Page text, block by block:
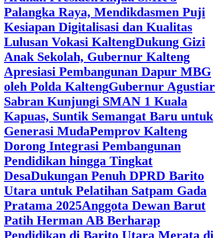
Palangka Raya, Mendikdasmen Puji
Kesiapan Digitalisasi dan Kualitas
Lulusan Vokasi Kalteng‎Dukung Gizi
Anak Sekolah, Gubernur Kalteng
Apresiasi Pembangunan Dapur MBG
oleh Polda Kalteng‎Gubernur Agustiar
Sabran Kunjungi SMAN 1 Kuala
Kapuas, Suntik Semangat Baru untuk
Generasi Muda‎Pemprov Kalteng
Dorong Integrasi Pembangunan
Pendidikan hingga Tingkat
DesaDukungan Penuh DPRD Barito
Utara untuk Pelatihan Satpam Gada
Pratama 2025Anggota Dewan Barut
Patih Herman AB Berharap